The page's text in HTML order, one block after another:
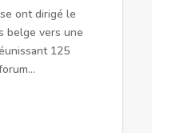
ont dirigé le
belge vers une
125